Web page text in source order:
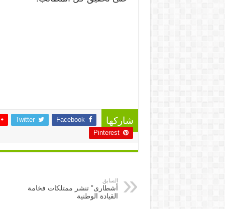
شاركها Facebook
Twitter
Pinterest
السابق
أشطارى” تنشر ممتلكات فخامة
القيادة الوطنية